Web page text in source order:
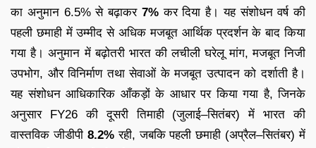
का अनुमान 6.5% से बढ़ाकर 7%कर दिया है। यह संशोधन वर्ष की
पहली छमाही में उम्मीद से अधिक मजबूत आर्थिक प्रदर्शन के बाद किया
गया है। अनुमान में बढ़ोतरी भारत की लचीली घरेलू मांग, मजबूत निजी
उपभोग, और विनिर्माण तथा सेवाओं के मजबूत उत्पादन को दर्शाती है।
यह संशोधन आधिकारिक आँकड़ों के आधार पर किया गया है, जिनके
अनुसार FY26 की दूसरी तिमाही (जुलाई–सितंबर) में भारत की
वास्तविक जीडीपी 8.2%रही, जबकि पहली छमाही (अप्रैल–सितंबर) में